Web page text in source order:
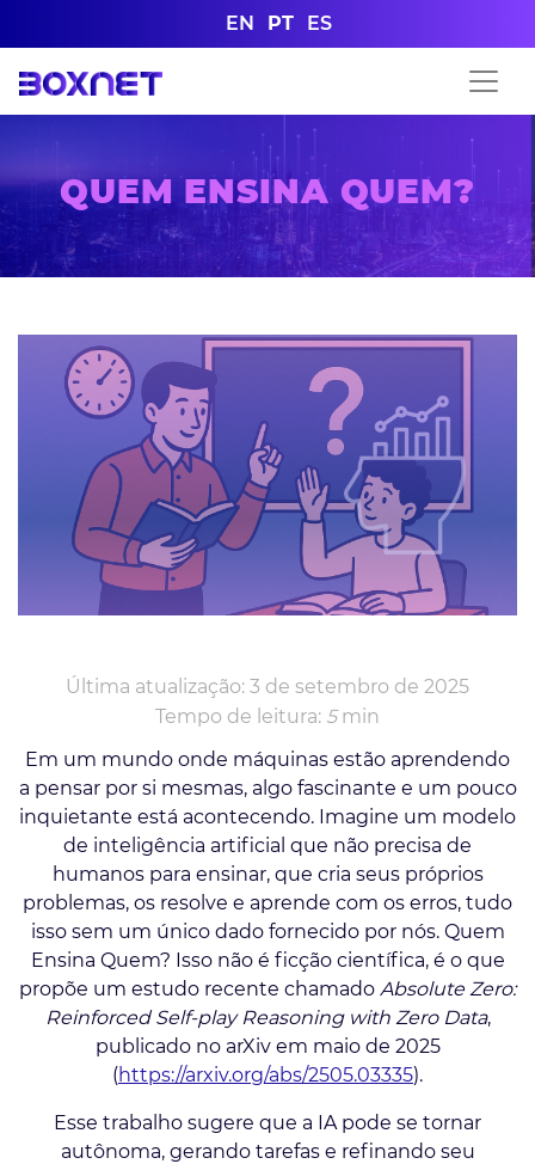
EN PT ES
QUEM ENSINA QUEM?
Última atualização: 3 de setembro de 2025
Tempo de leitura: 5min
Em um mundo onde máquinas estão aprendendo
a pensar por si mesmas, algo fascinante e um pouco
inquietante está acontecendo. Imagine um modelo
de inteligência artificial que não precisa de
humanos para ensinar, que cria seus próprios
problemas, os resolve e aprende com os erros, tudo
isso sem um único dado fornecido por nós. Quem
Ensina Quem? Isso não é ficção científica, é o que
propõe um estudo recente chamado Absolute Zero:
Reinforced Self-play Reasoning with Zero Data,
publicado no arXiv em maio de 2025
(https://arxiv.org/abs/2505.03335).
Esse trabalho sugere que a IA pode se tornar
autônoma, gerando tarefas e refinando seu